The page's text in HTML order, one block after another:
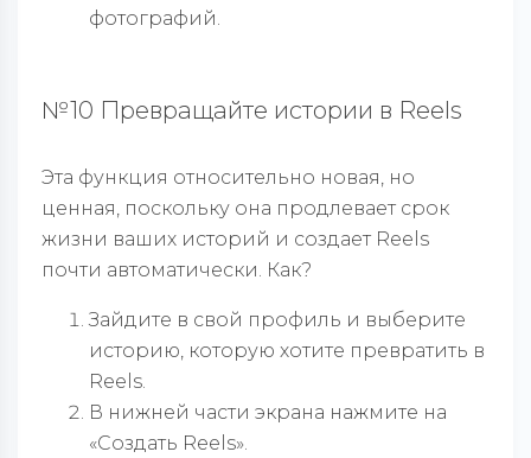
фотографий.
№10 Превращайте истории в Reels
Эта функция относительно новая, но
ценная, поскольку она продлевает срок
жизни ваших историй и создает Reels
почти автоматически. Как?
Зайдите в свой профиль и выберите
историю, которую хотите превратить в
Reels.
В нижней части экрана нажмите на
«Создать Reels».